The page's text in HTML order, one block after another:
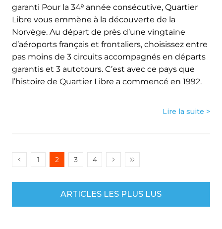
garanti Pour la 34ᵉ année consécutive, Quartier
Libre vous emmène à la découverte de la
Norvège. Au départ de près d’une vingtaine
d’aéroports français et frontaliers, choisissez entre
pas moins de 3 circuits accompagnés en départs
garantis et 3 autotours. C’est avec ce pays que
l’histoire de Quartier Libre a commencé en 1992.
Lire la suite >
1 2 3 4
ARTICLES LES PLUS LUS